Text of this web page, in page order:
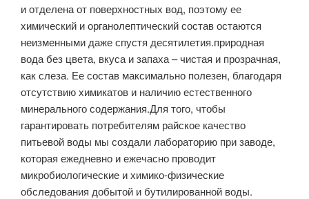
и отделена от поверхностных вод, поэтому ее
химический и органолептический состав остаются
неизменными даже спустя десятилетия.природная
вода без цвета, вкуса и запаха – чистая и прозрачная,
как слеза. Ее состав максимально полезен, благодаря
отсутствию химикатов и наличию естественного
минерального содержания.Для того, чтобы
гарантировать потребителям райское качество
питьевой воды мы создали лабораторию при заводе,
которая ежедневно и ежечасно проводит
микробиологические и химико-физические
обследования добытой и бутилированной воды.